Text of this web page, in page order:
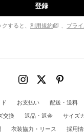
登録
すると、 利用規約 、 プラ
お支払い 配送・送料
交換
返品・返金
サイズ
衣装協力・リース 採用